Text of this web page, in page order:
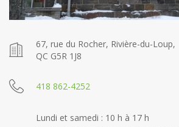
67, rue du Rocher, Rivière-du-Loup,
QC G5R 1J8
418 862-4252
Lundi et samedi : 10 h à 17 h